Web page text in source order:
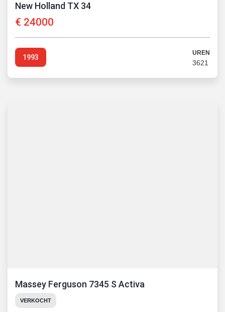
New Holland TX 34
€ 24000
1993
UREN
3621
Massey Ferguson 7345 S Activa
VERKOCHT